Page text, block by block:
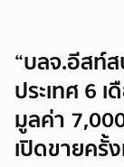
“บลจ.อีสท์
ประเทศ 6
มูลค่า
เปิดขายครั้